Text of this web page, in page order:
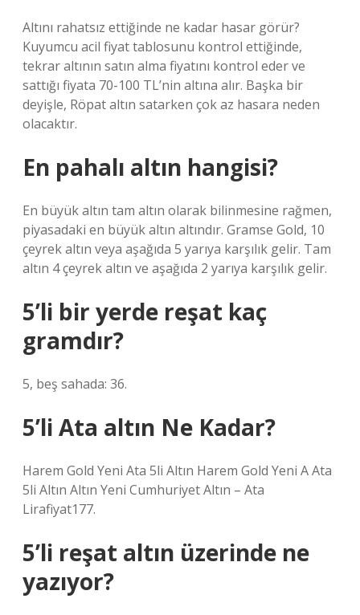
Altını rahatsız ettiğinde ne kadar hasar görür?
Kuyumcu acil fiyat tablosunu kontrol ettiğinde,
tekrar altının satın alma fiyatını kontrol eder ve
sattığı fiyata 70-100 TL’nin altına alır. Başka bir
deyişle, Röpat altın satarken çok az hasara neden
olacaktır.
En pahalı altın hangisi?
En büyük altın tam altın olarak bilinmesine rağmen,
piyasadaki en büyük altın altındır. Gramse Gold, 10
çeyrek altın veya aşağıda 5 yarıya karşılık gelir. Tam
altın 4 çeyrek altın ve aşağıda 2 yarıya karşılık gelir.
5’li bir yerde reşat kaç
gramdır?
5, beş sahada: 36.
5’li Ata altın Ne Kadar?
Harem Gold Yeni Ata 5li Altın Harem Gold Yeni A Ata
5li Altın Altın Yeni Cumhuriyet Altın – Ata
Lirafiyat177.
5’li reşat altın üzerinde ne
yazıyor?